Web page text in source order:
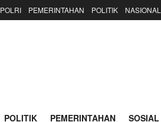
POLRI PEMERINTAHAN POLITIK NASIONAL
POLITIK PEMERINTAHAN SOSIAL